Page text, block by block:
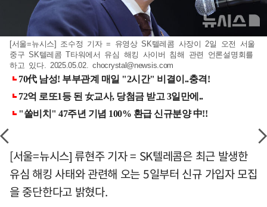
[서울=뉴시스] 조수정 기자 = 유영상 SK텔레콤 사장이 2일 오전 서울
중구 SK텔레콤 T타워에서 유심 해킹 사이버 침해 관련 언론설명회를
하고 있다. 2025.05.02.chocrystal@newsis.com
[서울=뉴시스] 류현주 기자 = SK텔레콤은 최근 발생한
유심 해킹 사태와 관련해 오는 5일부터 신규 가입자 모집
을 중단한다고 밝혔다.